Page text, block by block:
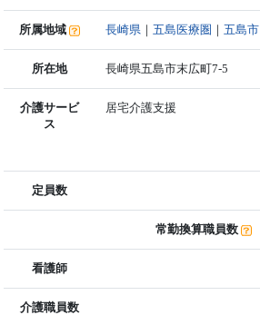
所属地域 長崎県 ｜五島医療圏 ｜五島市
所在地 長崎県五島市末広町7-5
介護サービ
ス
居宅介護支援
定員数
常勤換算職員数
看護師
介護職員数